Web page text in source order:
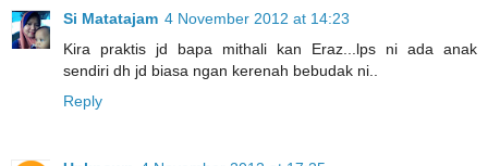
Si Matatajam 4 November 2012 at 14:23
Kira praktis jd bapa mithali kan Eraz...lps ni ada anak
sendiri dh jd biasa ngan kerenah bebudak ni..
Reply